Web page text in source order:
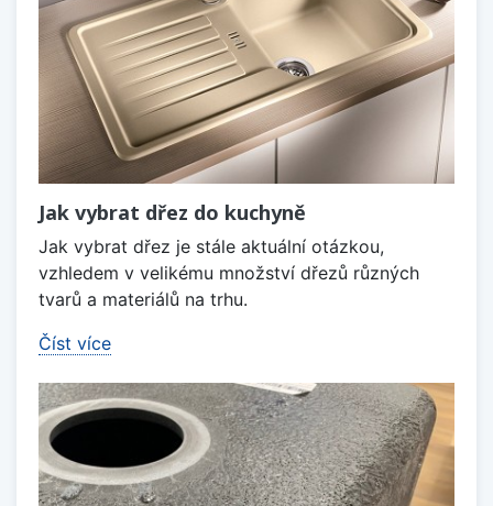
Jak vybrat dřez do kuchyně
Jak vybrat dřez je stále aktuální otázkou,
vzhledem v velikému množství dřezů různých
tvarů a materiálů na trhu.
Číst více